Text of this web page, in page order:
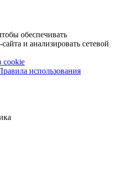
обеспечивать
и анализировать сетевой
cookie
использования